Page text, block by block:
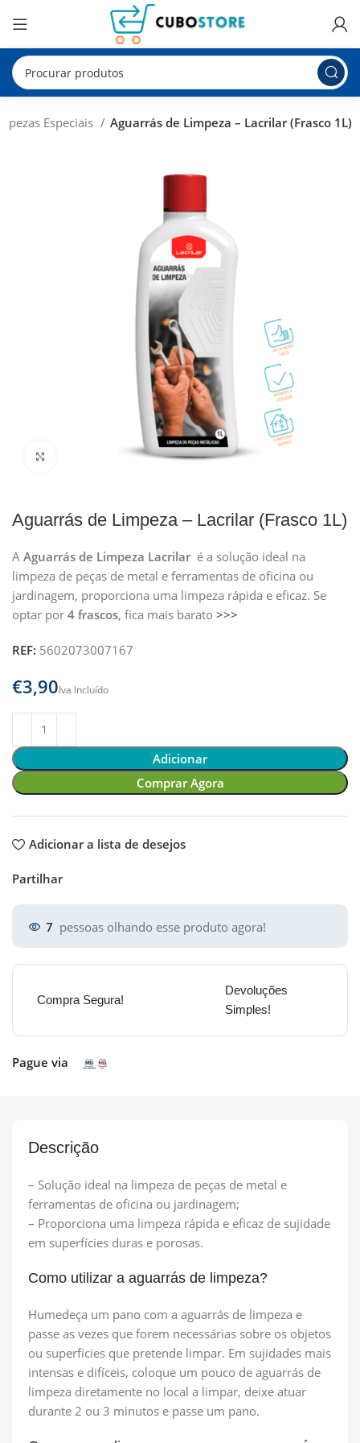
Especiais Aguarrás de Limpeza – Lacrilar (Frasco 1L)
Clique para ampliar
Aguarrás de Limpeza – Lacrilar (Frasco 1L)
AAguarrás de Limpeza Lacrilar é a solução ideal na
limpeza de peças de metal e ferramentas de oficina ou
jardinagem, proporciona uma limpeza rápida e eficaz. Se
optar por4 frascos, fica mais barato>>>
REF: 5602073007167
€
Adicionar
Comprar Agora
Adicionar a lista de desejos
Partilhar
7 pessoas olhando esse produto agora!
Compra Segura!
Devoluções
Simples!
Pague via
Descrição
– Solução ideal na limpeza de peças de metal e
ferramentas de oficina ou jardinagem;
– Proporciona uma limpeza rápida e eficaz de sujidade
em superfícies duras e porosas.
Como utilizar a aguarrás de limpeza?
Humedeça um pano com a aguarrás de limpeza e
passe as vezes que forem necessárias sobre os objetos
ou superfícies que pretende limpar. Em sujidades mais
intensas e difíceis, coloque um pouco de aguarrás de
limpeza diretamente no local a limpar, deixe atuar
durante 2 ou 3 minutos e passe um pano.